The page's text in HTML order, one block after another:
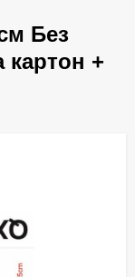
Без
картон +